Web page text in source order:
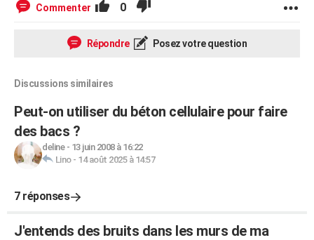
Commenter 0
Répondre Posez votre question
Discussions similaires
Peut-on utiliser du béton cellulaire pour faire
des bacs ?
deline- 13 juin 2008 à 16:22
Lino- 14 août 2025 à 14:57
7 réponses
J'entends des bruits dans les murs de ma